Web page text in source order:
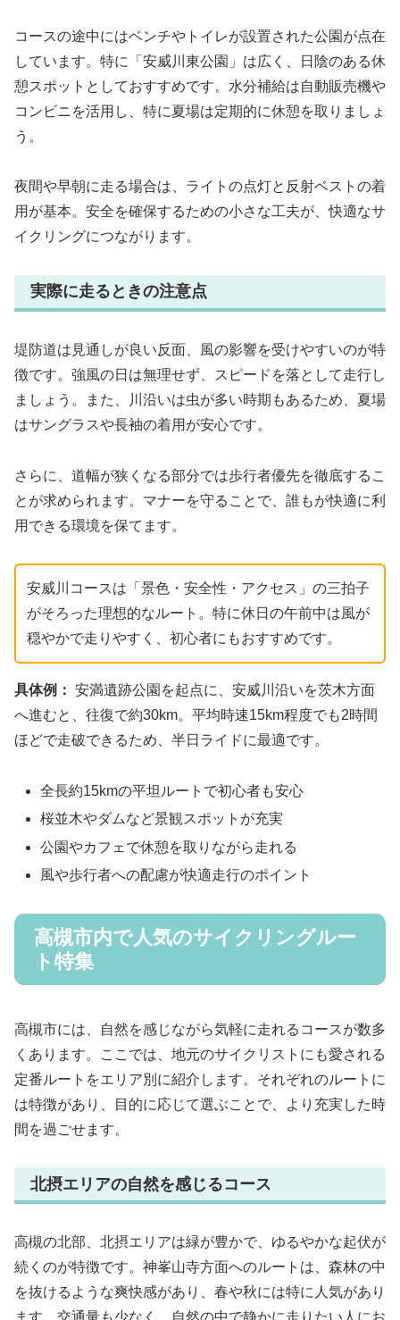
コースの途中にはベンチやトイレが設置された公園が点在
しています。特に「安威川東公園」は広く、日陰のある休
憩スポットとしておすすめです。水分補給は自動販売機や
コンビニを活用し、特に夏場は定期的に休憩を取りましょ
う。
夜間や早朝に走る場合は、ライトの点灯と反射ベストの着
用が基本。安全を確保するための小さな工夫が、快適なサ
イクリングにつながります。
実際に走るときの注意点
堤防道は見通しが良い反面、風の影響を受けやすいのが特
徴です。強風の日は無理せず、スピードを落として走行し
ましょう。また、川沿いは虫が多い時期もあるため、夏場
はサングラスや長袖の着用が安心です。
さらに、道幅が狭くなる部分では歩行者優先を徹底するこ
とが求められます。マナーを守ることで、誰もが快適に利
用できる環境を保てます。
安威川コースは「景色・安全性・アクセス」の三拍子
がそろった理想的なルート。特に休日の午前中は風が
穏やかで走りやすく、初心者にもおすすめです。
具体例： 安満遺跡公園を起点に、安威川沿いを茨木方面
へ進むと、往復で約30km。平均時速15km程度でも2時間
ほどで走破できるため、半日ライドに最適です。
全長約15kmの平坦ルートで初心者も安心
桜並木やダムなど景観スポットが充実
公園やカフェで休憩を取りながら走れる
風や歩行者への配慮が快適走行のポイント
高槻市内で人気のサイクリングルー
ト特集
高槻市には、自然を感じながら気軽に走れるコースが数多
くあります。ここでは、地元のサイクリストにも愛される
定番ルートをエリア別に紹介します。それぞれのルートに
は特徴があり、目的に応じて選ぶことで、より充実した時
間を過ごせます。
北摂エリアの自然を感じるコース
高槻の北部、北摂エリアは緑が豊かで、ゆるやかな起伏が
続くのが特徴です。神峯山寺方面へのルートは、森林の中
を抜けるような爽快感があり、春や秋には特に人気があり
ます。交通量も少なく、自然の中で静かに走りたい人にお